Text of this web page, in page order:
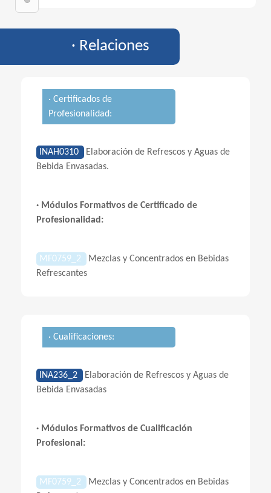
· Relaciones
· Certificados de
Profesionalidad:
INAH0310
Elaboración de Refrescos y Aguas de
Bebida Envasadas.
· Módulos Formativos de Certificado de
Profesionalidad:
MF0759_2
Mezclas y Concentrados en Bebidas
Refrescantes
· Cualificaciones:
INA236_2
Elaboración de Refrescos y Aguas de
Bebida Envasadas
· Módulos Formativos de Cualificación
Profesional:
MF0759_2
Mezclas y Concentrados en Bebidas